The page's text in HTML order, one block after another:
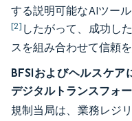
する説明可能なAIツー
[2] したがって、成功し
スを組み合わせて信頼を
BFSIおよびヘルスケ
デジタルトランスフォ
規制当局は、業務レジ